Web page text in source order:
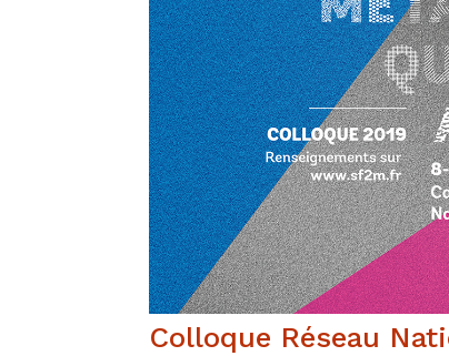
Colloque Réseau